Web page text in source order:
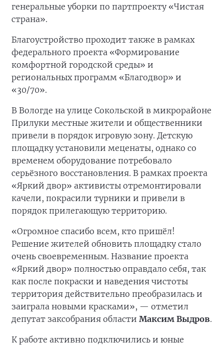
генеральные уборки по партпроекту «Чистая
страна».
Благоустройство проходит также в рамках
федерального проекта «Формирование
комфортной городской среды» и
региональных программ «Благодвор» и
«30/70».
В Вологде на улице Сокольской в микрорайоне
Прилуки местные жители и общественники
привели в порядок игровую зону. Детскую
площадку установили меценаты, однако со
временем оборудование потребовало
серьёзного восстановления. В рамках проекта
«Яркий двор» активисты отремонтировали
качели, покрасили турники и привели в
порядок прилегающую территорию.
«Огромное спасибо всем, кто пришёл!
Решение жителей обновить площадку стало
очень своевременным. Название проекта
«Яркий двор» полностью оправдало себя, так
как после покраски и наведения чистоты
территория действительно преобразилась и
заиграла новыми красками», — отметил
депутат заксобрания области Максим Выдров.
К работе активно подключились и юные